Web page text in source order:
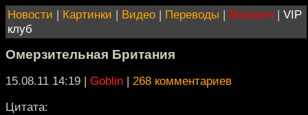
Новости | Картинки | Видео | Переводы | Магазин | VIP
клуб
Омерзительная Британия
15.08.11 14:19 | Goblin | 268 комментариев
Цитата: